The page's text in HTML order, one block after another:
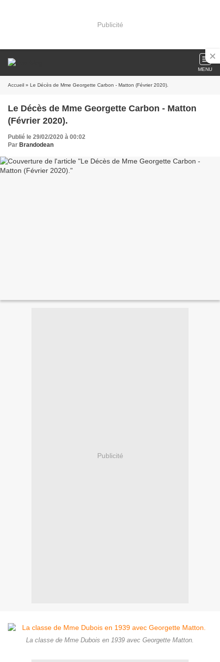
Publicité
MENU
Accueil » Le Décès de Mme Georgette Carbon - Matton (Février 2020).
Le Décès de Mme Georgette Carbon - Matton
(Février 2020).
Publié le 29/02/2020 à 00:02
Par Brandodean
Publicité
La classe de Mme Dubois en 1939 avec Georgette Matton.